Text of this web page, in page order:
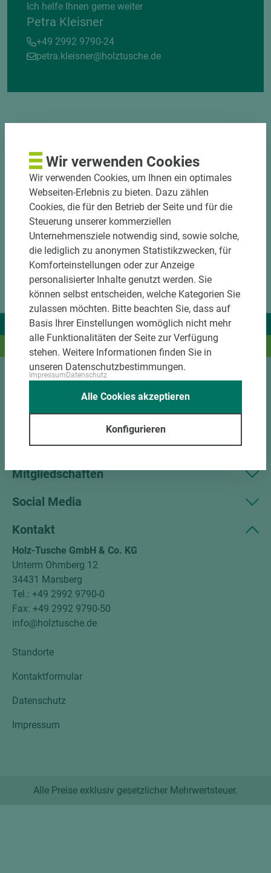
Ich helfe Ihnen gerne weiter
Petra Kleisner
+49 2992 9790-24
petra.kleisner@holztusche.de
DOWNLOADS
Wir liefern Ideen.
Und das passende Holz dazu.
Kundenservice
Unternehmen
Mitgliedschaften
Social Media
Kontakt
Holz-Tusche GmbH & Co. KG
Unterm Ohmberg 12
34431 Marsberg
Tel.: +49 2992 9790-0
Fax: +49 2992 9790-50
info@holztusche.de
Standorte
Kontaktformular
Datenschutz
Impressum
Alle Preise exklusiv gesetzlicher Mehrwertsteuer.
Wir verwenden Cookies
Wir verwenden Cookies, um Ihnen ein optimales
Webseiten-Erlebnis zu bieten. Dazu zählen
Cookies, die für den Betrieb der Seite und für die
Steuerung unserer kommerziellen
Unternehmensziele notwendig sind, sowie solche,
die lediglich zu anonymen Statistikzwecken, für
Komforteinstellungen oder zur Anzeige
personalisierter Inhalte genutzt werden. Sie
können selbst entscheiden, welche Kategorien Sie
zulassen möchten. Bitte beachten Sie, dass auf
Basis Ihrer Einstellungen womöglich nicht mehr
alle Funktionalitäten der Seite zur Verfügung
stehen. Weitere Informationen finden Sie in
unseren Datenschutzbestimmungen.
ImpressumDatenschutz
Konfigurieren
Alle Cookies akzeptieren